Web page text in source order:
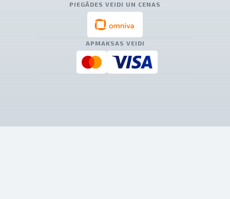
PIEGĀDES VEIDI UN CENAS
APMAKSAS VEIDI